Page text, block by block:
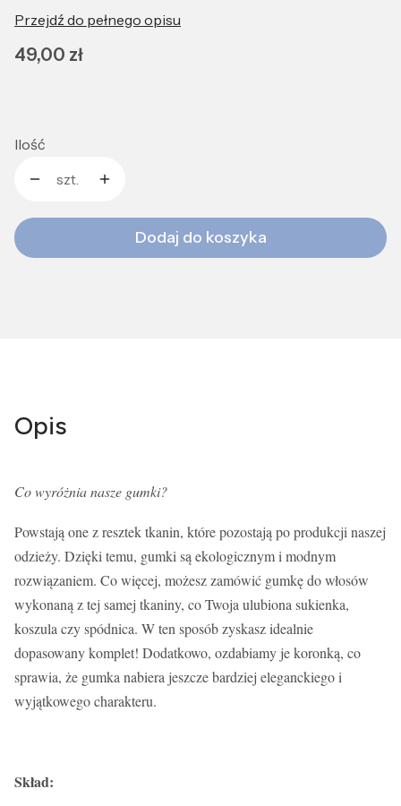
Przejdź do pełnego opisu
Cena
49,00 zł
Ilość
szt.
Dodaj do koszyka
Opis
Co wyróżnia nasze gumki?
Powstają one z resztek tkanin, które pozostają po produkcji naszej
odzieży. Dzięki temu, gumki są ekologicznym i modnym
rozwiązaniem. Co więcej, możesz zamówić gumkę do włosów
wykonaną z tej samej tkaniny, co Twoja ulubiona sukienka,
koszula czy spódnica. W ten sposób zyskasz idealnie
dopasowany komplet! Dodatkowo, ozdabiamy je koronką, co
sprawia, że gumka nabiera jeszcze bardziej eleganckiego i
wyjątkowego charakteru.
Skład: